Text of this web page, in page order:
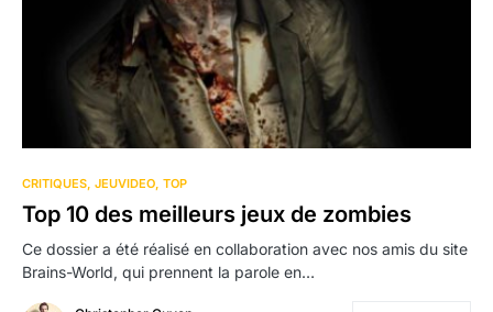
CRITIQUES JEUVIDEO TOP
Top 10 des meilleurs jeux de zombies
Ce dossier a été réalisé en collaboration avec nos amis du site
Brains-World, qui prennent la parole en…